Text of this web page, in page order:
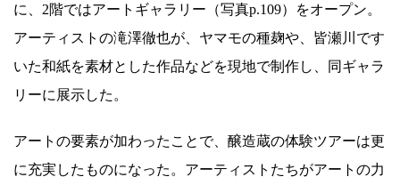
に、2階ではアートギャラリー（写真p.109）をオープン。
アーティストの滝澤徹也が、ヤマモの種麹や、皆瀬川です
いた和紙を素材とした作品などを現地で制作し、同ギャラ
リーに展示した。
アートの要素が加わったことで、醸造蔵の体験ツアーは更
に充実したものになった。アーティストたちがアートの力